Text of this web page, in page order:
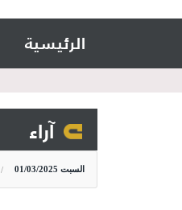
الرئيسية
آراء
السبت 01/03/2025